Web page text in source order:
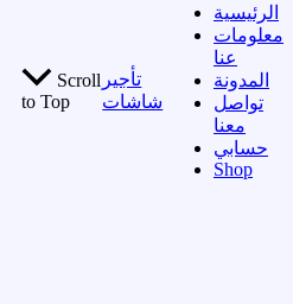
Scroll
to Top
تأجير
شاشات
الرئيسية
معلومات
عنا
المدونة
تواصل
معنا
حسابي
Shop